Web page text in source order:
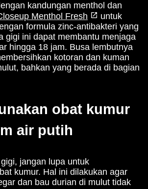
kandungan menthol dan
Menthol Fresh
untuk
formula zinc-antibakteri yang
gigi ini dapat membantu menjaga
hingga 18 jam. Busa lembutnya
kotoran dan kuman
bahkan yang berada di bagian
obat kumur
air putih
jangan lupa untuk
kumur. Hal ini dilakukan agar
dan bau durian di mulut tidak